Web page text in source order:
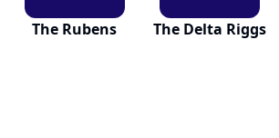
The Rubens The Delta Riggs